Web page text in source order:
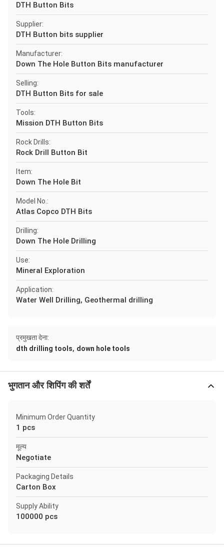
DTH Button Bits
Supplier:
DTH Button bits supplier
Manufacturer:
Down The Hole Button Bits manufacturer
Selling:
DTH Button Bits for sale
Tools:
Mission DTH Button Bits
Rock Drills:
Rock Drill Button Bit
Item:
Down The Hole Bit
Model No.:
Atlas Copco DTH Bits
Drilling:
Down The Hole Drilling
Use:
Mineral Exploration
Application:
Water Well Drilling, Geothermal drilling
प्रमुखता देना:
dth drilling tools, down hole tools
भुगतान और शिपिंग की शर्तें
Minimum Order Quantity
1 pcs
मूल्य
Negotiate
Packaging Details
Carton Box
Supply Ability
100000 pcs